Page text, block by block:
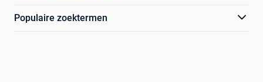
Populaire zoektermen